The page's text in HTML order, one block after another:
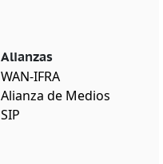
Alianzas
WAN-IFRA
Alianza de Medios
SIP